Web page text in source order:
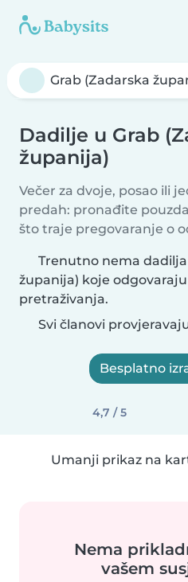
Dadilje u Grab
županija)
Večer za dvoje, posao ili
predah: pronađite
što traje pregovaranje o
Trenutno nema
županija) koje
pretraživanja.
Svi članovi
Besplatno
4,7 / 5
Umanji prikaz na
Nema
vašem